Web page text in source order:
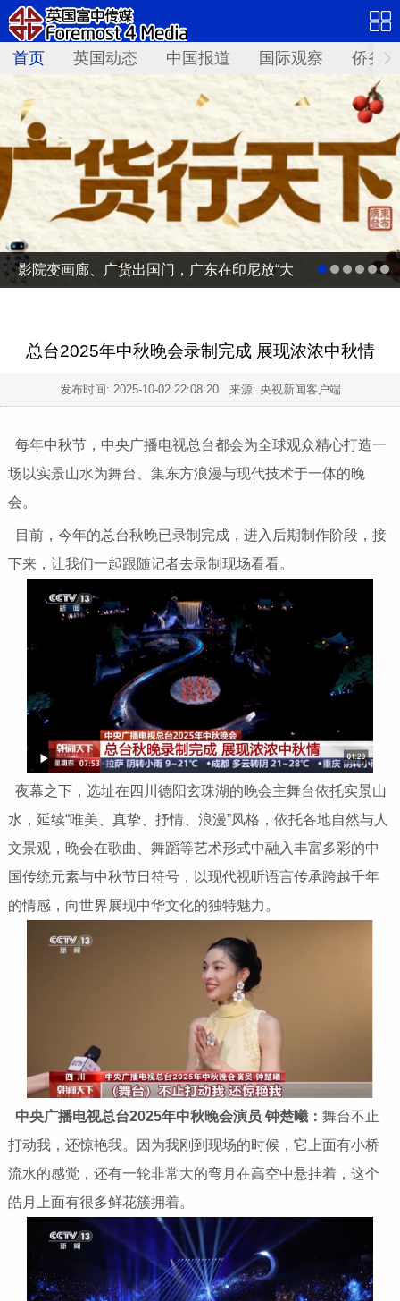
首页 英国动态 中国报道 国际观察 侨务
影院变画廊、广货出国门，广东在印尼放“大
总台2025年中秋晚会录制完成 展现浓浓中秋情
发布时间: 2025-10-02 22:08:20来源: 央视新闻客户端
每年中秋节，中央广播电视总台都会为全球观众精心打造一
场以实景山水为舞台、集东方浪漫与现代技术于一体的晚
会。
目前，今年的总台秋晚已录制完成，进入后期制作阶段，接
下来，让我们一起跟随记者去录制现场看看。
夜幕之下，选址在四川德阳玄珠湖的晚会主舞台依托实景山
水，延续“唯美、真挚、抒情、浪漫”风格，依托各地自然与人
文景观，晚会在歌曲、舞蹈等艺术形式中融入丰富多彩的中
国传统元素与中秋节日符号，以现代视听语言传承跨越千年
的情感，向世界展现中华文化的独特魅力。
中央广播电视总台2025年中秋晚会演员 钟楚曦： 舞台不止
打动我，还惊艳我。因为我刚到现场的时候，它上面有小桥
流水的感觉，还有一轮非常大的弯月在高空中悬挂着，这个
皓月上面有很多鲜花簇拥着。